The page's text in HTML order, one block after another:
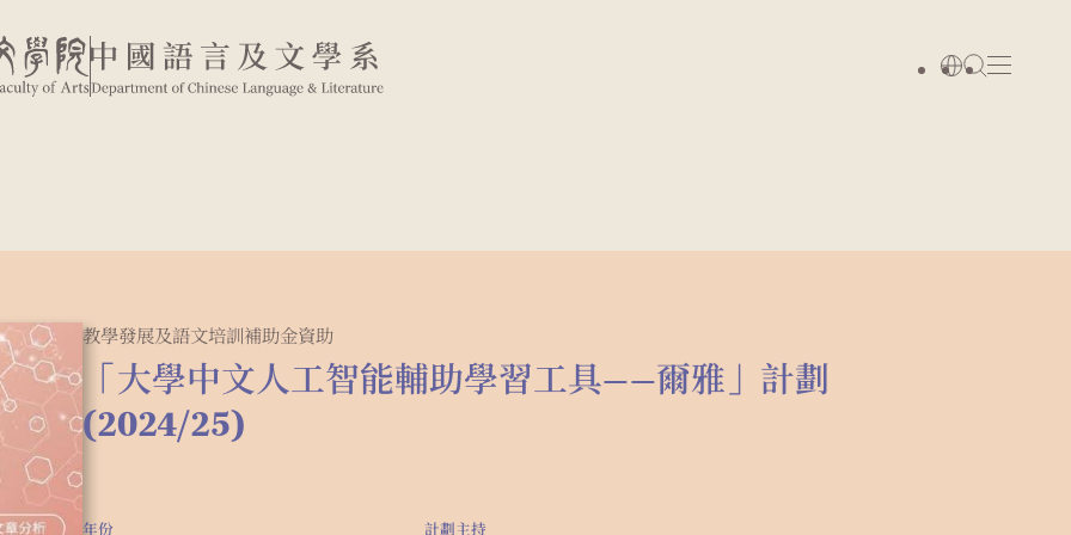
教學發展及語文培訓補助金資助
「大學中文人工智能輔助學習工具——爾雅」計劃
(2024/25)
年份 計劃主持